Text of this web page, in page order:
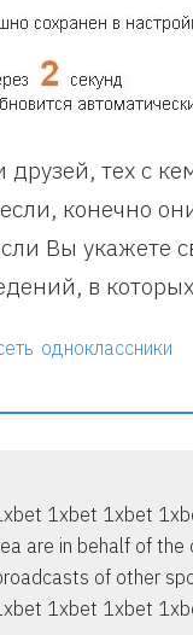
тех с
конечно
Вы укажете
в
одноклассники
1xbet 1xbet
are in behalf of
of other
1xbet 1xbet